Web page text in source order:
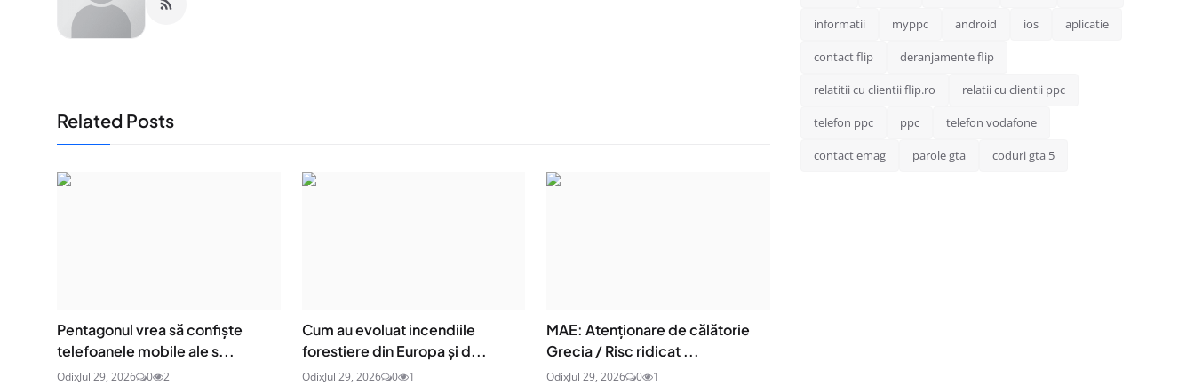
Related Posts
Pentagonul vrea să confiște
telefoanele mobile ale s...
OdixJul 29, 2026 0 2
Cum au evoluat incendiile
forestiere din Europa și d...
OdixJul 29, 2026 0 1
MAE: Atenţionare de călătorie
Grecia / Risc ridicat ...
OdixJul 29, 2026 0 1
informatii myppc android ios aplicatie
contact flip deranjamente flip
relatitii cu clientii flip.ro relatii cu clientii ppc
telefon ppc ppc telefon vodafone
contact emag parole gta coduri gta 5